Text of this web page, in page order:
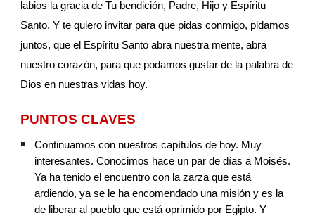
labios la gracia de Tu bendición, Padre, Hijo y Espíritu
Santo. Y te quiero invitar para que pidas conmigo, pidamos
juntos, que el Espíritu Santo abra nuestra mente, abra
nuestro corazón, para que podamos gustar de la palabra de
Dios en nuestras vidas hoy.
PUNTOS CLAVES
Continuamos con nuestros capítulos de hoy. Muy
interesantes. Conocimos hace un par de días a Moisés.
Ya ha tenido el encuentro con la zarza que está
ardiendo, ya se le ha encomendado una misión y es la
de liberar al pueblo que está oprimido por Egipto. Y